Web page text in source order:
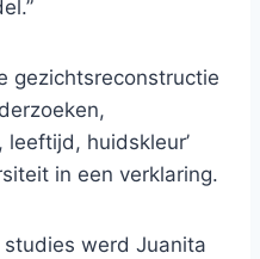
gezichtsreconstructie
huidskleur’
in een verklaring.
werd Juanita